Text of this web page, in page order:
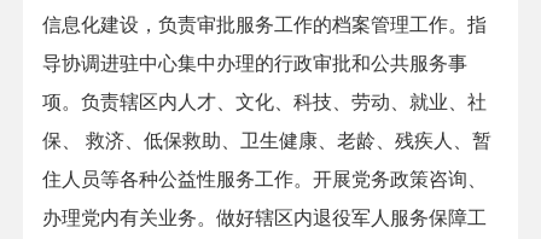
信息化建设，负责审批服务工作的档案管理工作。指
导协调进驻中心集中办理的行政审批和公共服务事
项。负责辖区内人才、文化、科技、劳动、就业、社
保、 救济、低保救助、卫生健康、老龄、残疾人、暂
住人员等各种公益性服务工作。开展党务政策咨询、
办理党内有关业务。做好辖区内退役军人服务保障工